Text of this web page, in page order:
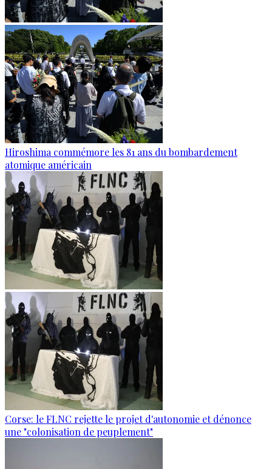
Hiroshima commémore les 81 ans du bombardement
atomique américain
Corse: le FLNC rejette le projet d'autonomie et dénonce
une "colonisation de peuplement"